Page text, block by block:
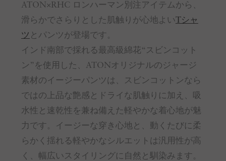
ATON×RHC ロンハーマン別注アイテムから、
滑らかでさらりとした肌触りが心地よいTシャ
ツ とパンツが登場です。
インド南部で採れる最高級綿花“スビンコット
ン”を使用した、ATONオリジナルのジャージ
素材のイージーパンツは、スビンコットンなら
ではの上品な艶感とドライな肌触りに加え、吸
水性と速乾性を兼ね備えた軽やかな着心地が魅
力です。イージーな穿き心地と、動くたびに柔
らかく揺れる軽やかなシルエットは汎用性が高
く、幅広いスタイリングに自然と馴染みます。